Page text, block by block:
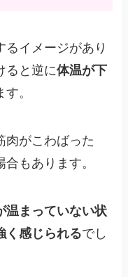
るイメージがあり
ると逆に体温が下
。
肉がこわばった
もあります。
温まっていない状
く感じられるでし